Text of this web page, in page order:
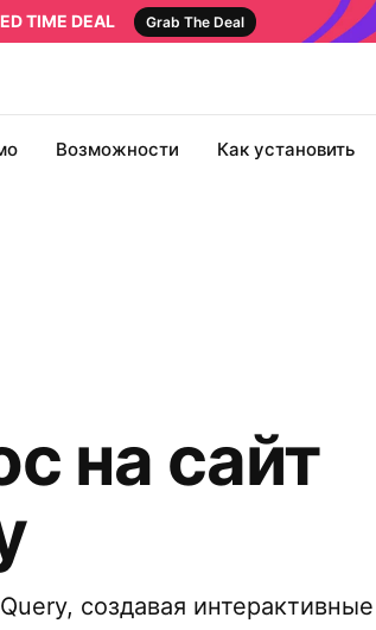
TIME DEAL Grab The Deal
Возможности Как установить
на сайт
создавая интерактивные